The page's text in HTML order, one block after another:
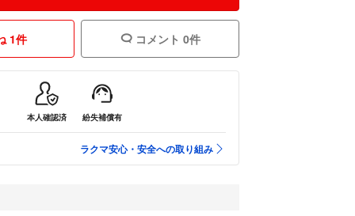
1件 コメント 0件
本人確認済 紛失補償有
ラクマ安心・安全への取り組み